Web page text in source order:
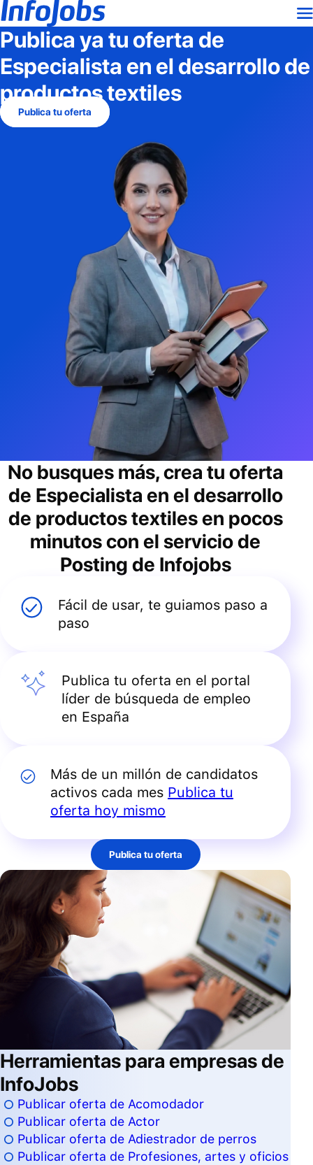
Publica ya tu oferta de
Especialista en el desarrollo de
productos textiles
Publica tu oferta
No busques más, crea tu oferta
de Especialista en el desarrollo
de productos textilesen pocos
minutos con el servicio de
Posting de Infojobs
Fácil de usar, te guiamos paso a
paso
Publica tu oferta en el portal
líder de búsqueda de empleo
en España
Más de un millón de candidatos
activos cada mes Publica tu
oferta hoy mismo
Publica tu oferta
Herramientas para empresas de
InfoJobs
Publicar oferta de Acomodador
Publicar oferta de Actor
Publicar oferta de Adiestrador de perros
Publicar oferta de Profesiones, artes y oficios